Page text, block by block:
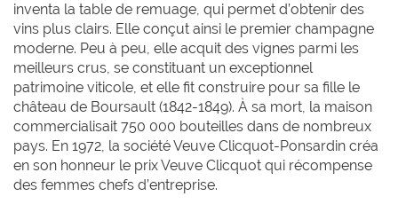
inventa la table de remuage, qui permet d’obtenir des
vins plus clairs. Elle conçut ainsi le premier champagne
moderne. Peu à peu, elle acquit des vignes parmi les
meilleurs crus, se constituant un exceptionnel
patrimoine viticole, et elle fit construire pour sa fille le
château de Boursault (1842-1849). À sa mort, la maison
commercialisait 750 000 bouteilles dans de nombreux
pays. En 1972, la société Veuve Clicquot-Ponsardin créa
en son honneur le prix Veuve Clicquot qui récompense
des femmes chefs d’entreprise.